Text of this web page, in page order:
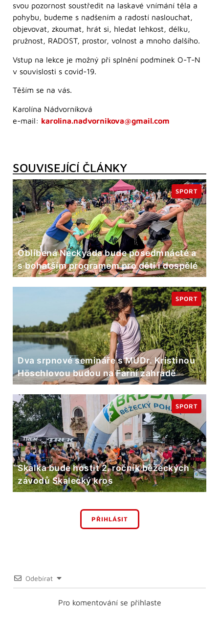
svou pozornost soustředit na laskavé vnímání těla a
pohybu, budeme s nadšením a radostí naslouchat,
objevovat, zkoumat, hrát si, hledat lehkost, délku,
pružnost, RADOST, prostor, volnost a mnoho dalšího.
Vstup na lekce je možný při splnění podmínek O-T-N
v souvislosti s covid-19.
Těším se na vás.
Karolína Nádvorníková
e-mail: karolina.nadvornikova@gmail.com
SOUVISEJÍCÍ ČLÁNKY
Oblíbená Neckyáda bude posedmnácté a
s bohatším programem pro děti i dospělé
SPORT
Dva srpnové semináře s MUDr. Kristinou
Höschlovou budou na Farní zahradě
SPORT
Skalka bude hostit 2. ročník běžeckých
závodů Skalecký kros
SPORT
PŘIHLÁSIT
Odebírat
Pro komentování se přihlaste